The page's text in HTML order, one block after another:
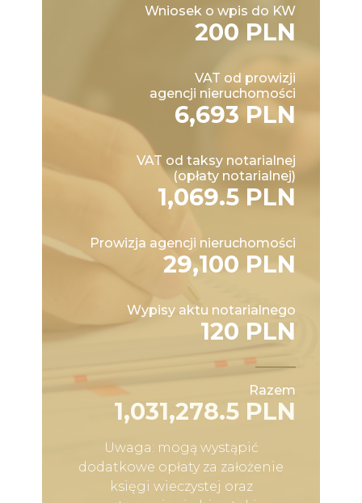
Wniosek o wpis do KW
200 PLN
VAT od prowizji
agencji nieruchomości
6,693 PLN
VAT od taksy notarialnej
(opłaty notarialnej)
1,069.5 PLN
Prowizja agencji nieruchomości
29,100 PLN
Wypisy aktu notarialnego
120 PLN
Razem
1,031,278.5 PLN
Uwaga: mogą wystąpić
dodatkowe opłaty za założenie
księgi wieczystej oraz